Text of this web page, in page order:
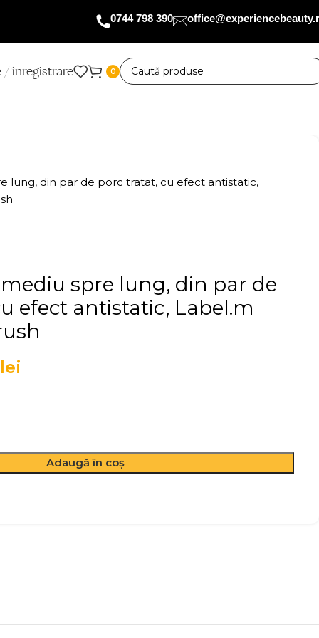
0744 798 390
/ înregistrare 0
lung, din par de porc tratat, cu efect antistatic,
spre lung, din par de
efect antistatic, Label.m
lei
Adaugă în coș